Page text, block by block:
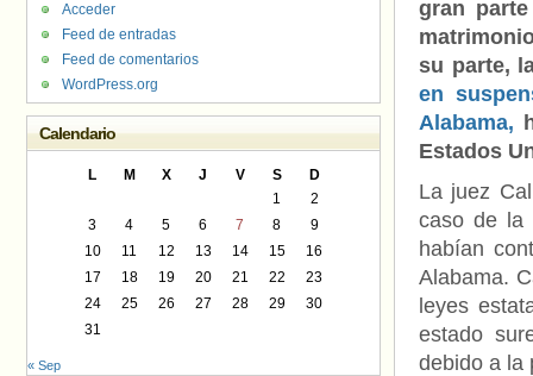
gran
su parte,
en
Alabama,
Estados
La juez
caso de la
habían
Alabama.
leyes
estado
debido a la
Acceder
Feed de entradas
Feed de comentarios
WordPress.org
Calendario
L M X J V S
D
1
2
3
4 5 6 7 8
9
10
11 12 13 14 15
16
17
18 19 20 21 22
23
24
25 26 27 28 29
30
31
« Sep